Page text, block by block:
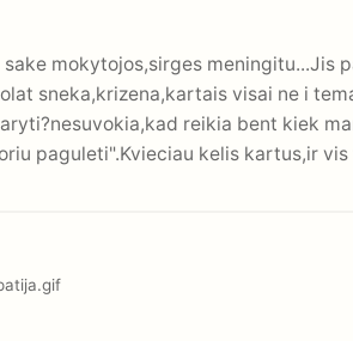
mokytojos,sirges meningitu...Jis
sneka,krizena,kartais visai ne i
reikia bent kiek
paguleti".Kvieciau kelis kartus,ir